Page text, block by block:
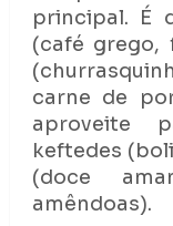
principal. É
(café grego,
carne de
aproveite
keftedes
(doce
amêndoas).